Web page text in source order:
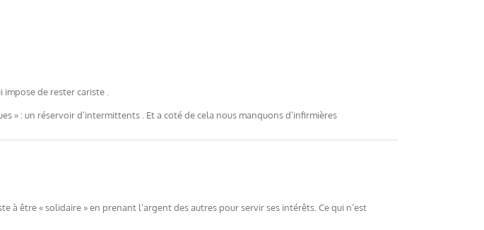
de rester cariste .
» : un réservoir d’intermittents . Et a coté de cela nous manquons d’infirmières
à être « solidaire » en prenant l’argent des autres pour servir ses intérêts. Ce qui n’est